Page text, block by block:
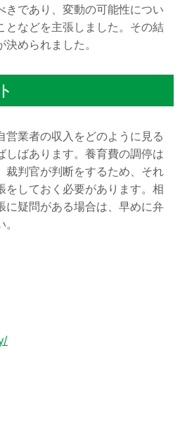
きであり、変動の可能性につい
となどを主張しました。その結
められました。
営業者の収入をどのように見る
しばあります。養育費の調停は
裁判官が判断をするため、それ
をしておく必要があります。相
に疑問がある場合は、早めに弁